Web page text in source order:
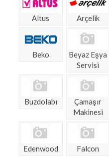
Altus Arçelik
Beko
Beyaz Eşya
Servisi
Buzdolabı
Çamaşır
Makinesi
Edenwood Falcon